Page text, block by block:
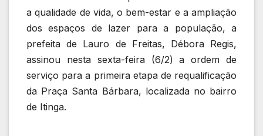
a qualidade de vida, o bem-estar e a ampliação
dos espaços de lazer para a população, a
prefeita de Lauro de Freitas, Débora Regis,
assinou nesta sexta-feira (6/2) a ordem de
serviço para a primeira etapa de requalificação
da Praça Santa Bárbara, localizada no bairro
de Itinga.